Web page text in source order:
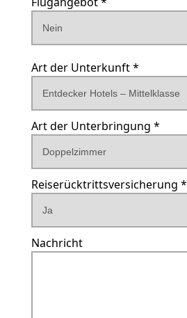
Abflughafen
Art der Unterkunft *
Art der Unterbringung *
Reiserücktrittsversicherung *
Nachricht